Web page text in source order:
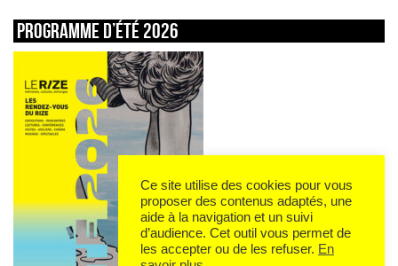
Programme d’été 2026
Ce site utilise des cookies pour vous
proposer des contenus adaptés, une
aide à la navigation et un suivi
d’audience. Cet outil vous permet de
les accepter ou de les refuser. En